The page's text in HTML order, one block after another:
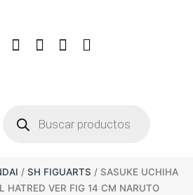
/ SH FIGUARTS / SASUKE UCHIHA
HATRED VER FIG 14 CM NARUTO